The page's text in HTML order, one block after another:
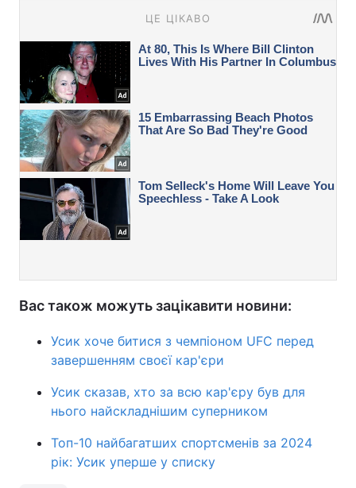
Вас також можуть зацікавити новини:
Усик хоче битися з чемпіоном UFC перед
завершенням своєї кар'єри
Усик сказав, хто за всю кар'єру був для
нього найскладнішим суперником
Топ-10 найбагатших спортсменів за 2024
рік: Усик уперше у списку